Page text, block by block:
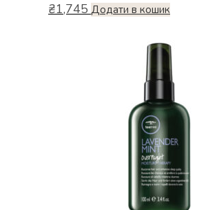
₴1,745 Додати в кошик